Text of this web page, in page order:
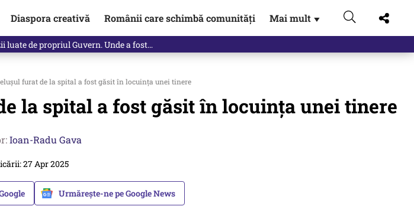
Diaspora creativă Românii care schimbă comunități Mai mult ▼
pilotului militar dincolo de…
furat de la spital a fost găsit în locuința unei tinere
la spital a fost găsit în locuința unei tinere
Ioan-Radu Gava
27 Apr 2025
Urmărește-ne pe Google News